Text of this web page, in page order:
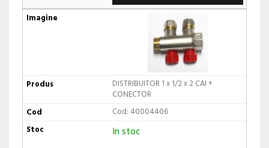
DISTRIBUITOR 1 x 1/2 x 2 CAI +
CONECTOR
Cod: 40004406
In stoc